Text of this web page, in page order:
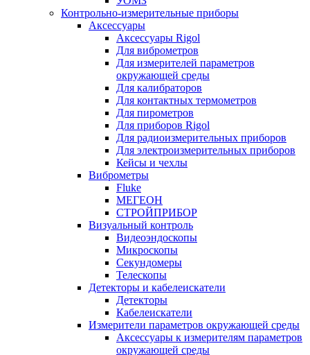
Контрольно-измерительные приборы
Аксессуары
Аксессуары Rigol
Для виброметров
Для измерителей параметров
окружающей среды
Для калибраторов
Для контактных термометров
Для пирометров
Для приборов Rigol
Для радиоизмерительных приборов
Для электроизмерительных приборов
Кейсы и чехлы
Виброметры
Fluke
МЕГЕОН
СТРОЙПРИБОР
Визуальный контроль
Видеоэндоскопы
Микроскопы
Секундомеры
Телескопы
Детекторы и кабелеискатели
Детекторы
Кабелеискатели
Измерители параметров окружающей среды
Аксессуары к измерителям параметров
окружающей среды